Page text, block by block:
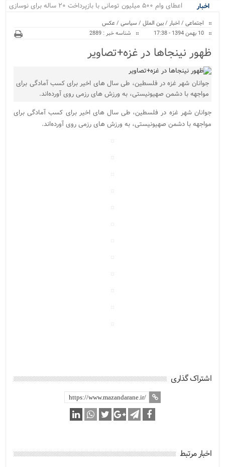
اخبار
اعطای وام ۵۰۰ میلیون تومانی با بازپرداخت ۲۰ ساله برای نوسازی
اجتماعی / اخبار /بین الملل / سیاسی / عکس
10 بهمن 1394 - 17:38
شناسه خبر : 2889
ظهور نینجاها در غزه+تصاویر
جوانان شهر غزه در فلسطین، طی سال های اخیر برای کسب آمادگی برای
مواجهه با دشمن صهیونیستی، به ورزش های رزمی روی آورده‌اند.
جوانان شهر غزه در فلسطین، طی سال های اخیر برای کسب آمادگی برای
مواجهه با دشمن صهیونیستی، به ورزش های رزمی روی آورده‌اند.
اشتراک گذاری
اخبار مرتبط